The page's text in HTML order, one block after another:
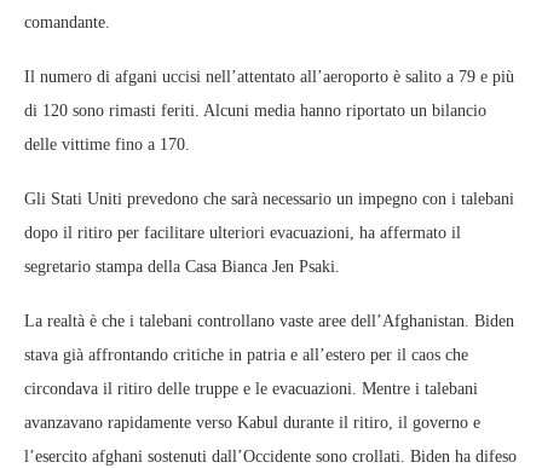
comandante.
Il numero di afgani uccisi nell’attentato all’aeroporto è salito a 79 e più
di 120 sono rimasti feriti. Alcuni media hanno riportato un bilancio
delle vittime fino a 170.
Gli Stati Uniti prevedono che sarà necessario un impegno con i talebani
dopo il ritiro per facilitare ulteriori evacuazioni, ha affermato il
segretario stampa della Casa Bianca Jen Psaki.
La realtà è che i talebani controllano vaste aree dell’Afghanistan. Biden
stava già affrontando critiche in patria e all’estero per il caos che
circondava il ritiro delle truppe e le evacuazioni. Mentre i talebani
avanzavano rapidamente verso Kabul durante il ritiro, il governo e
l’esercito afghani sostenuti dall’Occidente sono crollati. Biden ha difeso